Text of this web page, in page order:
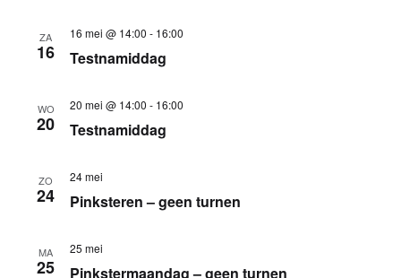
ZA
16 Testnamiddag
16 mei @ 14:00 - 16:00
WO
20 Testnamiddag
20 mei @ 14:00 - 16:00
ZO
24 Pinksteren – geen turnen
24 mei
MA
25 Pinkstermaandag – geen turnen
25 mei